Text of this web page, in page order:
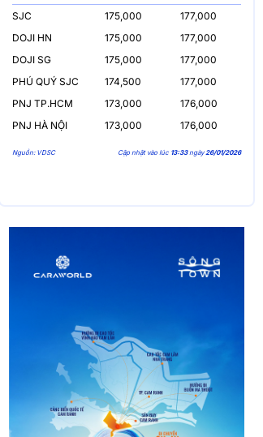
SJC 175,000
177,000
DOJI HN
175,000
177,000
DOJI SG
175,000
177,000
PHÚ QUÝ SJC
174,500
177,000
PNJ TP.HCM
173,000
176,000
PNJ HÀ NỘI
173,000 176,000
Nguồn: VDSC Cập nhật vào lúc 13:33ngày26/01/2026